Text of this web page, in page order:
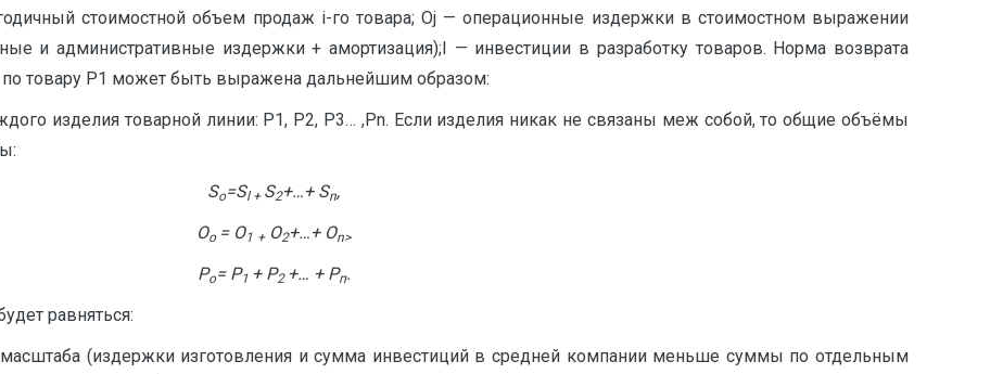
стоимостной объем продаж і-го товара; Oj — операционные издержки в стоимостном выражении
и административные издержки + амортизация);I — инвестиции в разработку товаров. Норма возврата
товару Р1 может быть выражена дальнейшим образом:
изделия товарной линии: Р1, Р2, P3… ,Pn. Если изделия никак не связаны меж собой, то общие объёмы
So=Sl + S2+…+ Sn,
Oo = O1 +O2+…+ On>
Po= P1 + P2 +… + Pп.
равняться:
(издержки изготовления и сумма инвестиций в средней компании меньше суммы по отдельным